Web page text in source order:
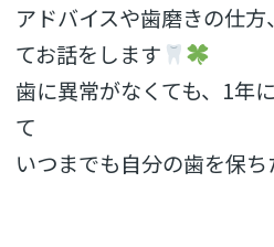
アドバイスや歯磨きの仕
てお話をします
歯に異常がなくても、1年
て
いつまでも自分の歯を保